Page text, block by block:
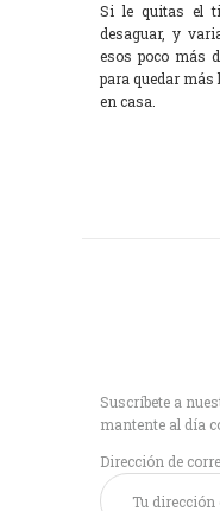
Si le quitas el
desaguar, y
esos poco más
para quedar
en casa.
Suscríbete a
mantente al día
Dirección de